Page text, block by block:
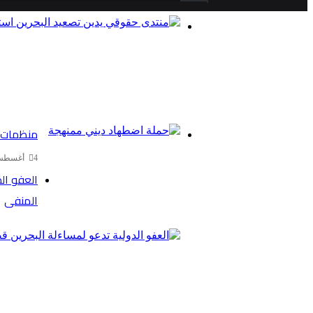
4 أغسطس، 2026
العفو
المنفى